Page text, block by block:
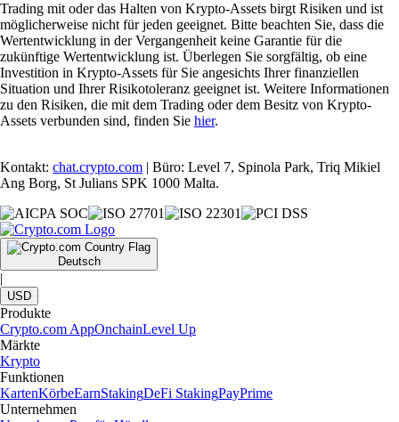
Trading mit oder das Halten von Krypto-Assets birgt Risiken und ist
möglicherweise nicht für jeden geeignet. Bitte beachten Sie, dass die
Wertentwicklung in der Vergangenheit keine Garantie für die
zukünftige Wertentwicklung ist. Überlegen Sie sorgfältig, ob eine
Investition in Krypto-Assets für Sie angesichts Ihrer finanziellen
Situation und Ihrer Risikotoleranz geeignet ist. Weitere Informationen
zu den Risiken, die mit dem Trading oder dem Besitz von Krypto-
Assets verbunden sind, finden Sie hier.
Kontakt: chat.crypto.com | Büro: Level 7, Spinola Park, Triq Mikiel
Ang Borg, St Julians SPK 1000 Malta.
Deutsch
|
USD
Produkte
Crypto.com AppOnchainLevel Up
Märkte
Krypto
Funktionen
KartenKörbeEarnStakingDeFi StakingPayPrime
Unternehmen